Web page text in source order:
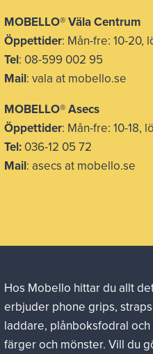
MOBELLO® Väla Centrum
Öppettider: Mån-fre: 10-20,
Tel: 08-599 002 95
Mail: vala at mobello.se
MOBELLO® Asecs
Öppettider: Mån-fre: 10-18,
Tel: 036-12 05 72
Mail: asecs at mobello.se
Hos Mobello hittar du allt
erbjuder phone grips,
laddare, plånboksfodral
färger och mönster. Vill du